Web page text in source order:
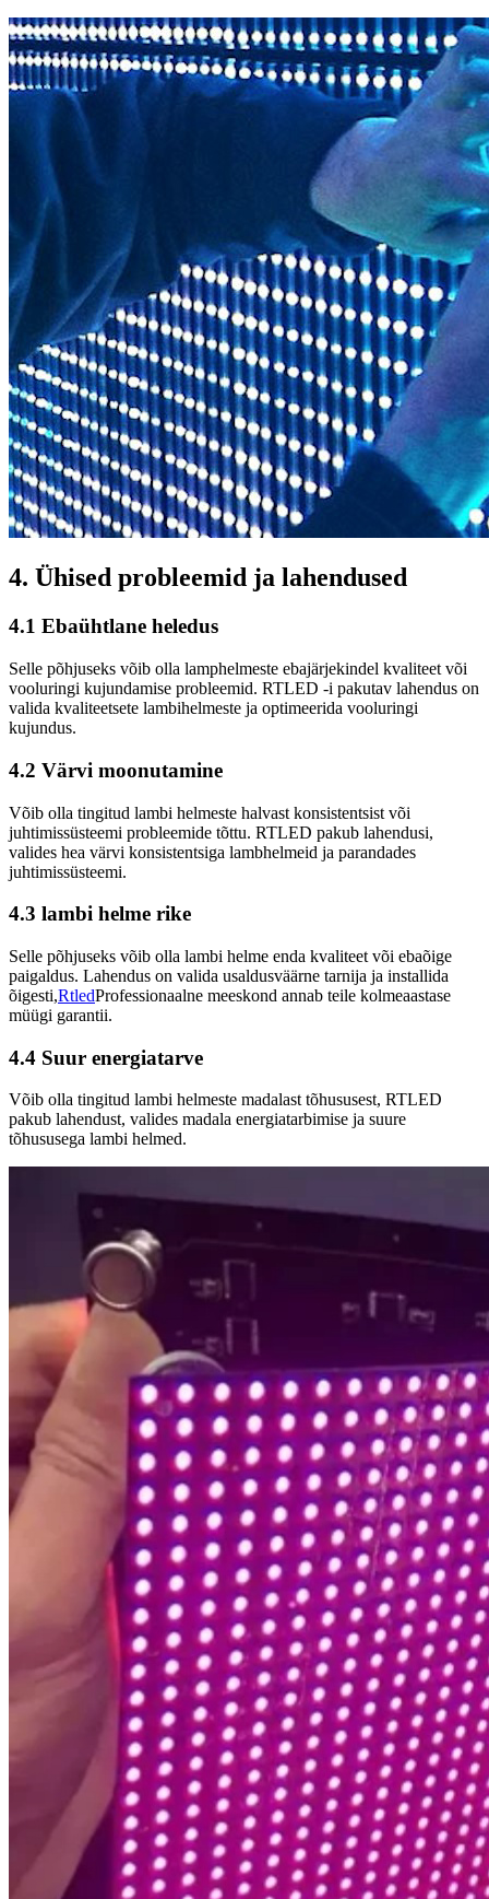
4. Ühised probleemid ja lahendused
4.1 Ebaühtlane heledus
Selle põhjuseks võib olla lamphelmeste ebajärjekindel kvaliteet või
vooluringi kujundamise probleemid. RTLED -i pakutav lahendus on
valida kvaliteetsete lambihelmeste ja optimeerida vooluringi
kujundus.
4.2 Värvi moonutamine
Võib olla tingitud lambi helmeste halvast konsistentsist või
juhtimissüsteemi probleemide tõttu. RTLED pakub lahendusi,
valides hea värvi konsistentsiga lambhelmeid ja parandades
juhtimissüsteemi.
4.3 lambi helme rike
Selle põhjuseks võib olla lambi helme enda kvaliteet või ebaõige
paigaldus. Lahendus on valida usaldusväärne tarnija ja installida
õigesti,RtledProfessionaalne meeskond annab teile kolmeaastase
müügi garantii.
4.4 Suur energiatarve
Võib olla tingitud lambi helmeste madalast tõhususest, RTLED
pakub lahendust, valides madala energiatarbimise ja suure
tõhususega lambi helmed.